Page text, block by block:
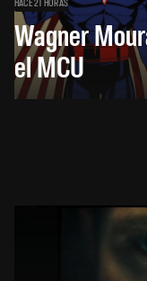
Wagner
el MCU